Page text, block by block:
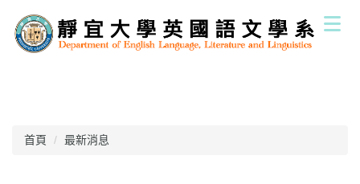
到
主
首頁 最新消息